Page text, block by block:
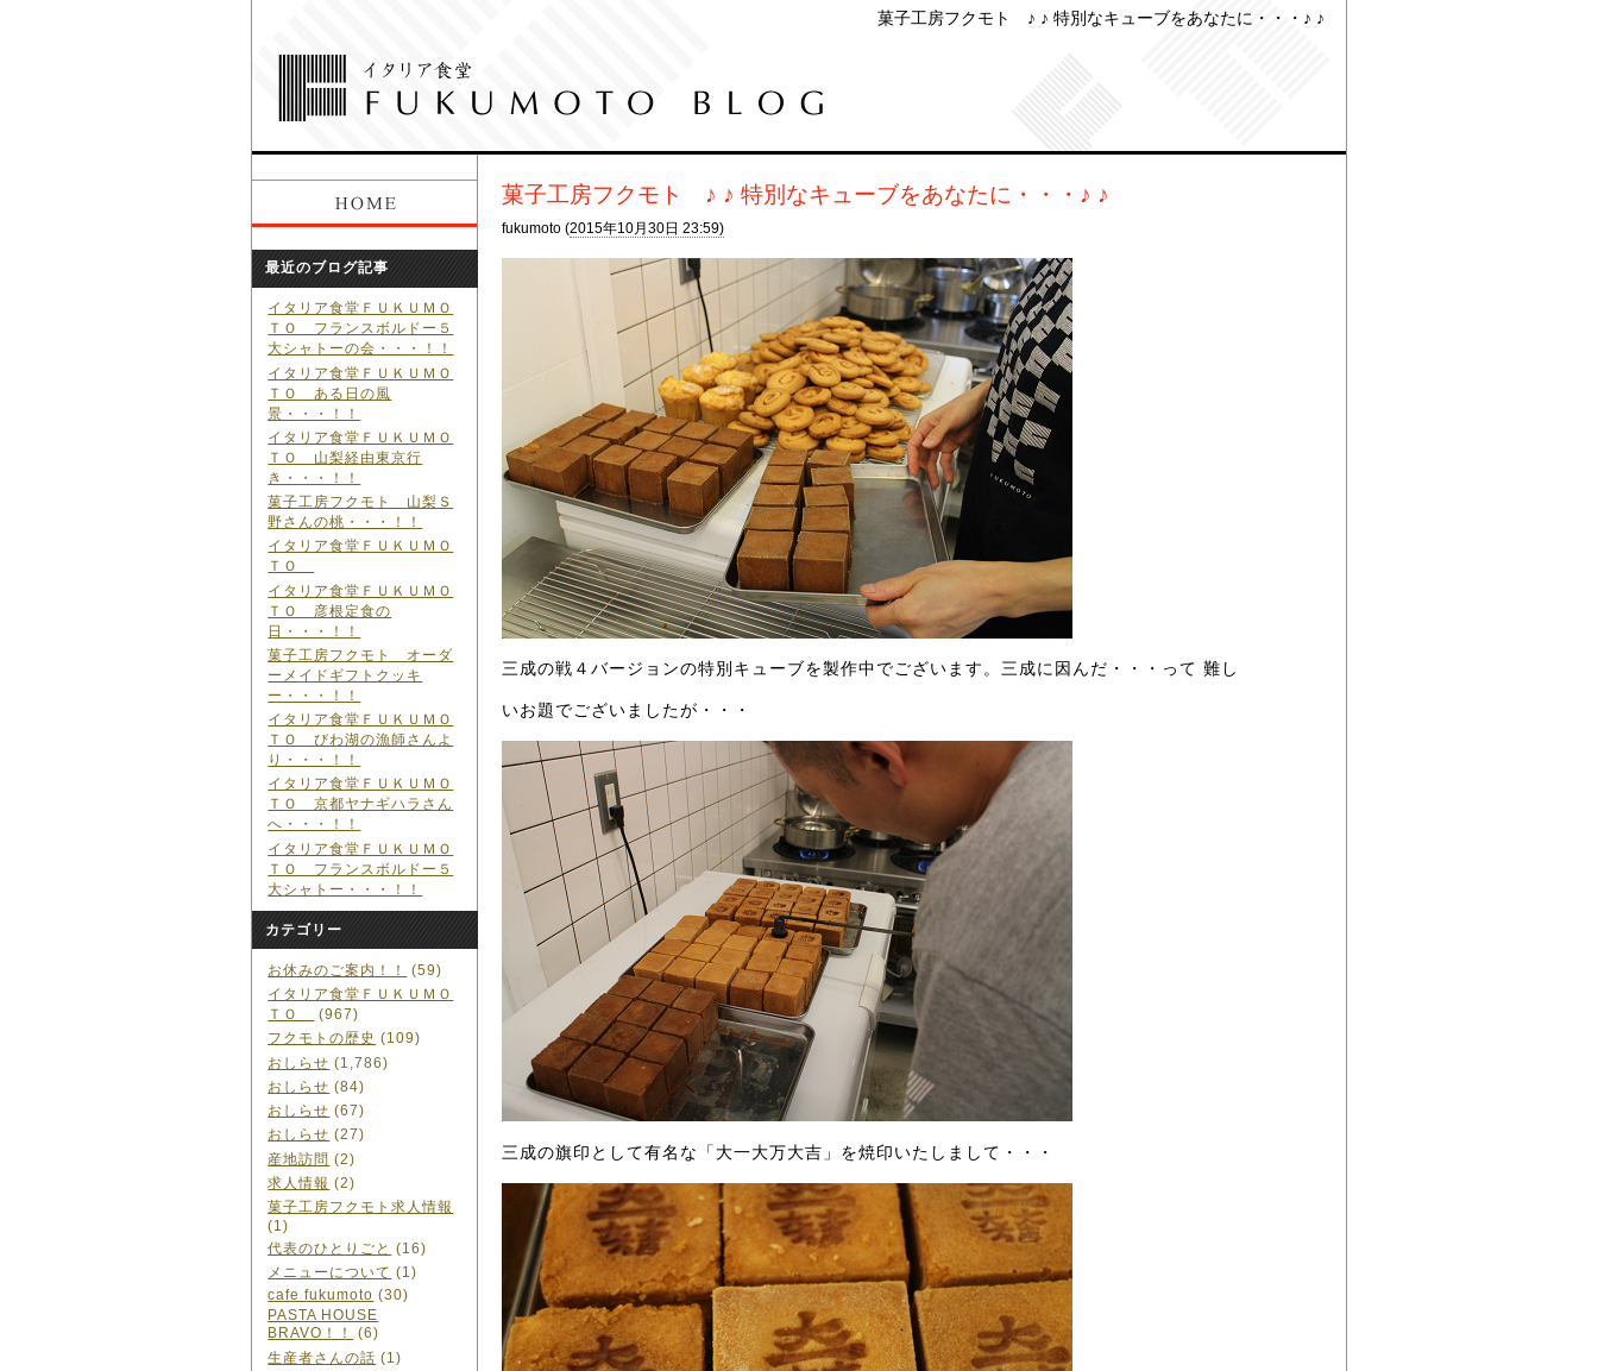
菓子工房フクモト ♪ ♪ 特別なキューブをあなたに・・・♪ ♪
菓子工房フクモト ♪ ♪ 特別なキューブをあなたに・・・♪ ♪
fukumoto (2015年10月30日 23:59)
三成の戦４バージョンの特別キューブを製作中でございます。三成に因んだ・・・って 難し
いお題でございましたが・・・
三成の旗印として有名な「大一大万大吉」を焼印いたしまして・・・
最近のブログ記事
イタリア食堂ＦＵＫＵＭＯ
ＴＯ フランスボルドー５
大シャトーの会・・・！！
イタリア食堂ＦＵＫＵＭＯ
ＴＯ ある日の風
景・・・！！
イタリア食堂ＦＵＫＵＭＯ
ＴＯ 山梨経由東京行
き・・・！！
菓子工房フクモト 山梨Ｓ
野さんの桃・・・！！
イタリア食堂ＦＵＫＵＭＯ
ＴＯ
イタリア食堂ＦＵＫＵＭＯ
ＴＯ 彦根定食の
日・・・！！
菓子工房フクモト オーダ
ーメイドギフトクッキ
ー・・・！！
イタリア食堂ＦＵＫＵＭＯ
ＴＯ びわ湖の漁師さんよ
り・・・！！
イタリア食堂ＦＵＫＵＭＯ
ＴＯ 京都ヤナギハラさん
へ・・・！！
イタリア食堂ＦＵＫＵＭＯ
ＴＯ フランスボルドー５
大シャトー・・・！！
カテゴリー
お休みのご案内！！
(59)
イタリア食堂ＦＵＫＵＭＯ
ＴＯ
(967)
フクモトの歴史 (109)
おしらせ (1,786)
おしらせ (84)
おしらせ (67)
おしらせ (27)
産地訪問 (2)
求人情報 (2)
菓子工房フクモト求人情報
(1)
代表のひとりごと (16)
メニューについて (1)
cafe fukumoto (30)
PASTA HOUSE
BRAVO！！
(6)
生産者さんの話 (1)